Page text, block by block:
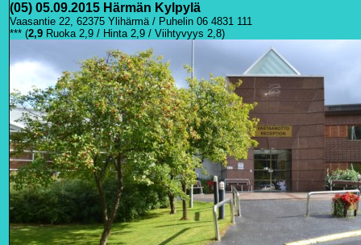
(05) 05.09.2015 Härmän Kylpylä
Vaasantie 22, 62375 Ylihärmä / Puhelin 06 4831 111
*** (2,9 Ruoka 2,9 / Hinta 2,9 / Viihtyvyys 2,8)